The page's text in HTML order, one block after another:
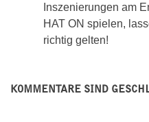
Inszenierungen am
HAT ON spielen,
richtig gelten!
KOMMENTARE SIND